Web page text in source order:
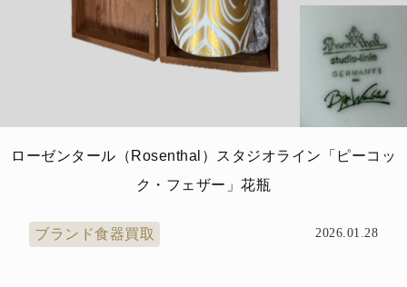
ローゼンタール（Rosenthal）スタジオライン「ピーコッ
ク・フェザー」花瓶
ブランド食器買取 2026.01.28